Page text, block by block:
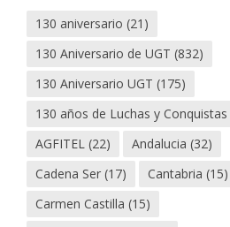
130 aniversario (21)
130 Aniversario de UGT (832)
130 Aniversario UGT (175)
130 años de Luchas y Conquistas
AGFITEL (22) Andalucia (32)
Cadena Ser (17) Cantabria (15)
Carmen Castilla (15)